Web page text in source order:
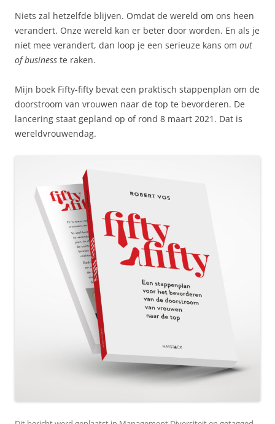
Niets zal hetzelfde blijven. Omdat de wereld om ons heen
verandert. Onze wereld kan er beter door worden. En als je
niet mee verandert, dan loop je een serieuze kans om out
of business te raken.
Mijn boek Fifty-fifty bevat een praktisch stappenplan om de
doorstroom van vrouwen naar de top te bevorderen. De
lancering staat gepland op of rond 8 maart 2021. Dat is
wereldvrouwendag.